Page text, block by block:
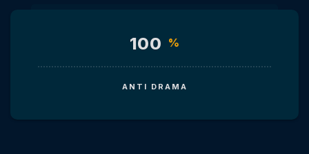
100 %
ANTI DRAMA